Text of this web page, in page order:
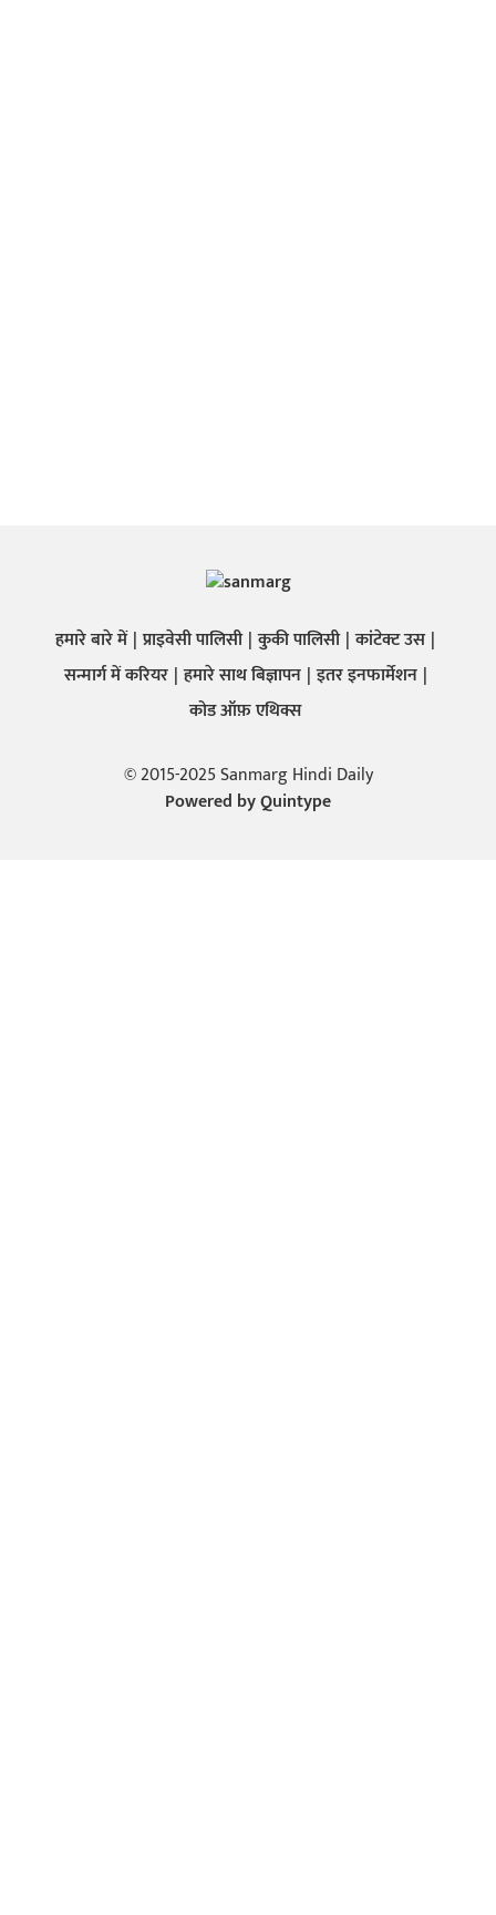
हमारे बारे में प्राइवेसी पालिसी कुकी पालिसी कांटेक्ट उस
सन्मार्ग में करियर हमारे साथ बिज्ञापन इतर इनफार्मेशन
कोड ऑफ़ एथिक्स
© 2015-2025 Sanmarg Hindi Daily
Powered byQuintype